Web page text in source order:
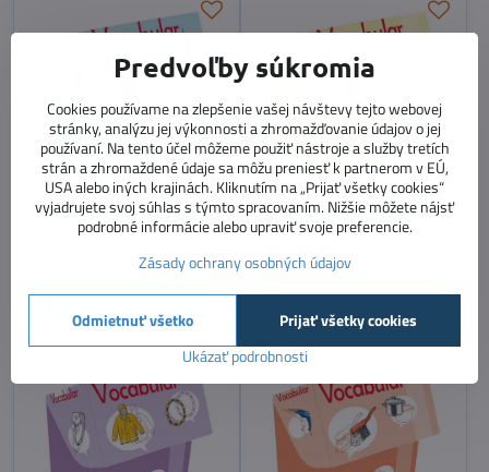
Doprava a budovy Slovník
Skladom
34,90 €
Do košíka
Dom a záhrada Slovník
Skladom
34,90 €
Do košíka
Predvoľby súkromia
Cookies používame na zlepšenie vašej návštevy tejto webovej
stránky, analýzu jej výkonnosti a zhromažďovanie údajov o jej
používaní. Na tento účel môžeme použiť nástroje a služby tretích
strán a zhromaždené údaje sa môžu preniesť k partnerom v EÚ,
USA alebo iných krajinách. Kliknutím na „Prijať všetky cookies“
vyjadrujete svoj súhlas s týmto spracovaním. Nižšie môžete nájsť
podrobné informácie alebo upraviť svoje preferencie.
Zásady ochrany osobných údajov
Ukázať podrobnosti
Prijať všetky cookies
Odmietnuť všetko